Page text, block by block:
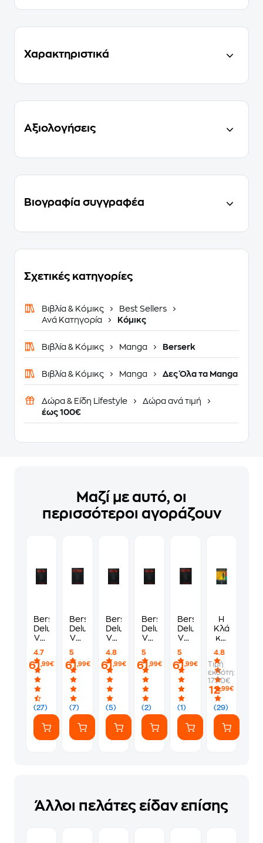
Χαρακτηριστικά
Αξιολογήσεις
Βιογραφία συγγραφέα
Σχετικές κατηγορίες
Βιβλία & Κόμικς
Best Sellers
Ανά Κατηγορία
Κόμικς
Βιβλία & Κόμικς Manga Berserk
Βιβλία & Κόμικς Manga Δες Όλα τα Manga
Δώρα & Είδη Lifestyle
Δώρα ανά τιμή
έως 100€
Μαζί με αυτό, οι
περισσότεροι αγοράζουν
Berserk
Deluxe,
Vol.
4.7
(27)
61,99€
Berserk
Deluxe,
Vol.
5
(7)
61 ,99€
Berserk
Deluxe,
Vol.
4.8
(5)
61 ,99€
Berserk
Deluxe,
Vol.
5
(2)
61,99€
Berserk
Deluxe,
Vol.
5
(1)
61,99€
Η
Κλάρα
και
ήλιος
4.8
(29)
Τιμή
εκδότη:
17.70€
12,99€
Άλλοι πελάτες είδαν επίσης